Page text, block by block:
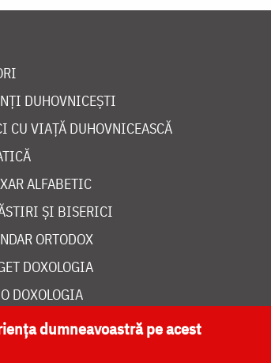
DUHOVNICEȘTI
CU VIAȚĂ DUHOVNICEASCĂ
ALFABETIC
ȘI BISERICI
ORTODOX
DOXOLOGIA
DOXOLOGIA
dumneavoastră pe acest